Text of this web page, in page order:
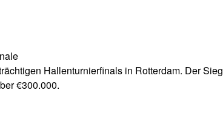
Hallenturnierfinals in Rotterdam. Der
€300.000.